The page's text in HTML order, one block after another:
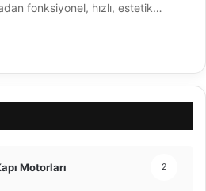
fonksiyonel, hızlı, estetik…
Motorları 2